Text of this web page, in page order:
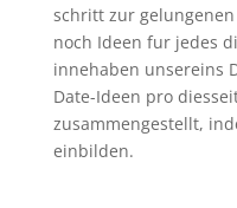
schritt zur gelungenen
noch Ideen fur jedes
innehaben unsereins
Date-Ideen pro
zusammengestellt,
einbilden.